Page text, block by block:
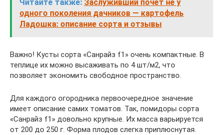
Читайте также: Заслуживший почет не у
одного поколения дачников — картофель
Ладошка: описание сорта и отзывы
Важно! Кусты сорта «Санрайз f1» очень компактные. В
теплице их можно высаживать по 4 шт/м2, что
позволяет экономить свободное пространство.
Для каждого огородника первоочередное значение
имеет описание самих томатов. Так, помидоры сорта
«Санрайз f1» довольно крупные. Их масса варьируется
от 200 до 250 г. Форма плодов слегка приплюснутая.